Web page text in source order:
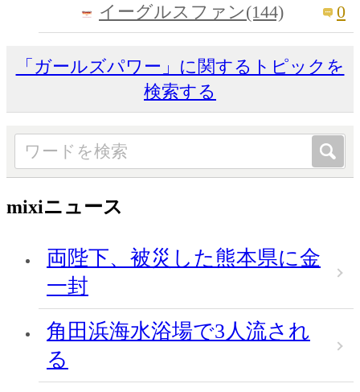
イーグルスファン(144) 0
「ガールズパワー」に関するトピックを
検索する
mixiニュース
両陛下、被災した熊本県に金
一封
角田浜海水浴場で3人流され
る